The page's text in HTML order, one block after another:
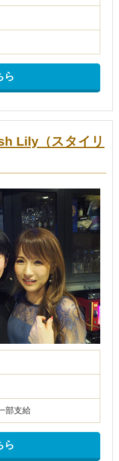
ら
Lily（スタイリ
部支給
ら